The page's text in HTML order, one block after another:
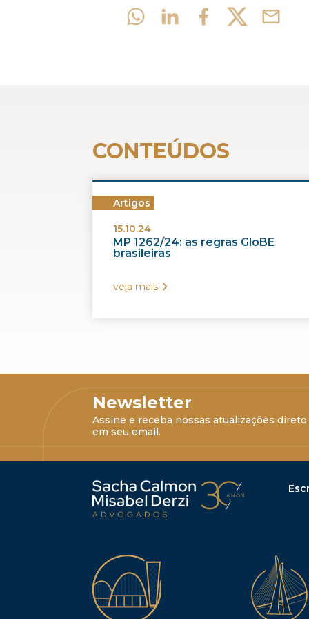
CONTEÚDOS
Artigos
15.10.24
MP 1262/24: as regras GloBE
brasileiras
veja mais
Newsletter
Assine e receba nossas atualizações direto
em seu email.